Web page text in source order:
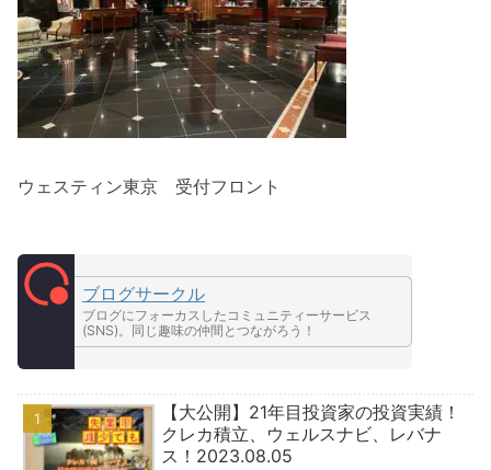
ウェスティン東京 受付フロント
ブログサークル
ブログにフォーカスしたコミュニティーサービス
(SNS)。同じ趣味の仲間とつながろう！
【大公開】21年目投資家の投資実績！
クレカ積立、ウェルスナビ、レバナ
ス！2023.08.05